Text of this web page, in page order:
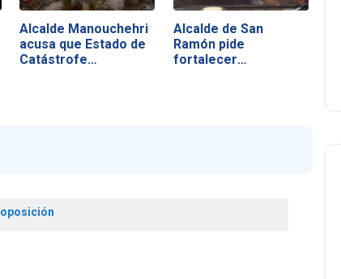
Alcalde Manouchehri
acusa que Estado de
Catástrofe…
Alcalde de San
Ramón pide
fortalecer
oposición